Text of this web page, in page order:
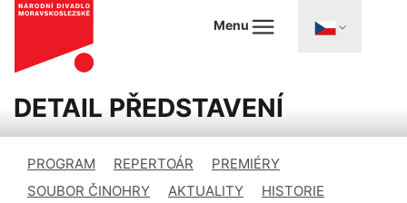
Menu
DETAIL PŘEDSTAVENÍ
PROGRAM REPERTOÁR
PREMIÉRY
SOUBOR ČINOHRY
AKTUALITY
HISTORIE